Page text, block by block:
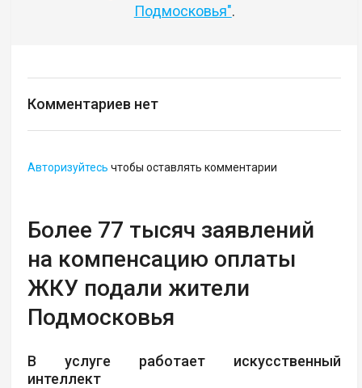
Подмосковья".
Комментариев нет
Авторизуйтесь чтобы оставлять комментарии
Более 77 тысяч заявлений
на компенсацию оплаты
ЖКУ подали жители
Подмосковья
В услуге работает искусственный
интеллект